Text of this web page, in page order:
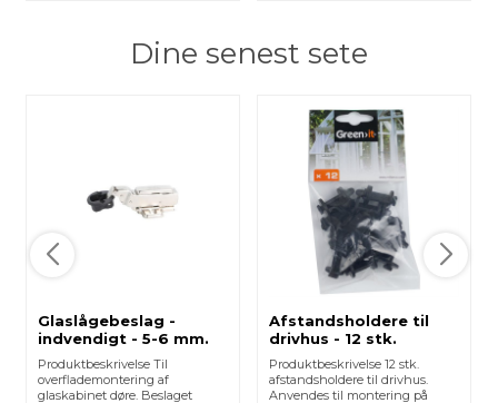
Dine senest sete
Glaslågebeslag -
indvendigt - 5-6 mm.
Produktbeskrivelse Til
overflademontering af
glaskabinet døre. Beslaget
Afstandsholdere til
drivhus - 12 stk.
Produktbeskrivelse 12 stk.
afstandsholdere til drivhus.
Anvendes til montering på